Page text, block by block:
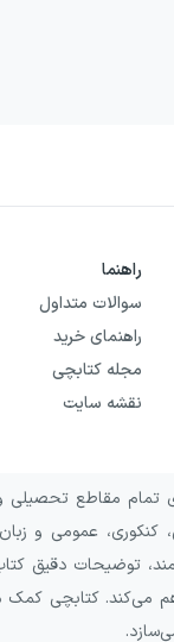
راهنما
سوالات متداول
راهنمای خرید
مجله کتابچی
نقشه سایت
تمام مقاطع تحصیلی
عمومی و
توضیحات دقیق
می‌کند. کتابچی